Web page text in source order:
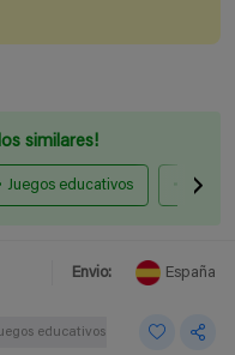
similares!
Juegos educativos
Envio: España
educativos